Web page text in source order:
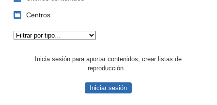
Centros
Inicia sesión para aportar contenidos, crear listas de
reproducción...
Iniciar sesión